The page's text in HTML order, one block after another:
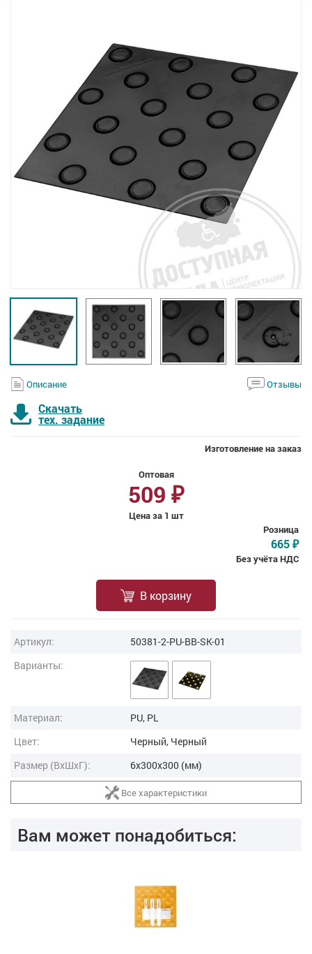
Описание Отзывы
Скачать
тех. задание
Изготовление на заказ
Оптовая
509 ₽
Цена за 1 шт
Розница
665 ₽
Без учёта НДС
В корзину
Артикул:
50381-2-PU-BB-SK-01
Варианты:
Материал:
PU, PL
Цвет:
Черный, Черный
Размер (ВxШxГ):
6x300x300 (мм)
Все характеристики
Вам может понадобиться: